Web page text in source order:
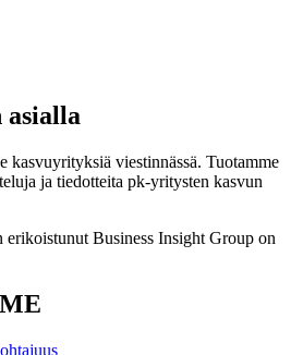
asialla
kasvuyrityksiä viestinnässä. Tuotamme
ja tiedotteita pk-yritysten kasvun
Business Insight Group on